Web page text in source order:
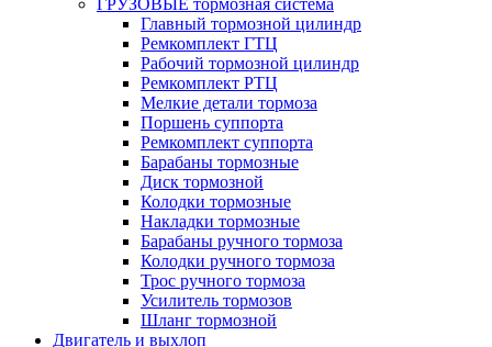
ГРУЗОВЫЕ тормозная система
Главный тормозной цилиндр
Ремкомплект ГТЦ
Рабочий тормозной цилиндр
Ремкомплект РТЦ
Мелкие детали тормоза
Поршень суппорта
Ремкомплект суппорта
Барабаны тормозные
Диск тормозной
Колодки тормозные
Накладки тормозные
Барабаны ручного тормоза
Колодки ручного тормоза
Трос ручного тормоза
Усилитель тормозов
Шланг тормозной
Двигатель и выхлоп